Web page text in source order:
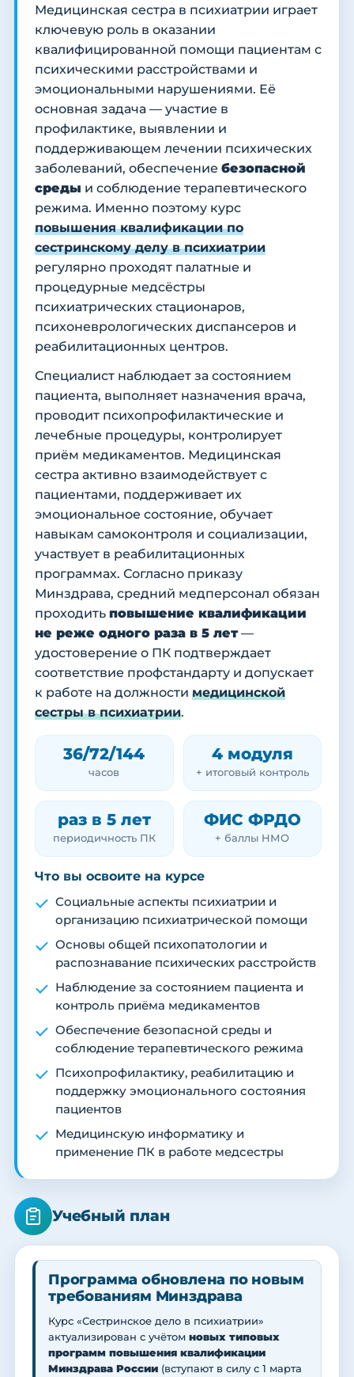
Медицинская сестра в психиатрии играет
ключевую роль в оказании
квалифицированной помощи пациентам с
психическими расстройствами и
эмоциональными нарушениями. Её
основная задача — участие в
профилактике, выявлении и
поддерживающем лечении психических
заболеваний, обеспечение безопасной
среды и соблюдение терапевтического
режима. Именно поэтому курс
повышения квалификации по
сестринскому делу в психиатрии
регулярно проходят палатные и
процедурные медсёстры
психиатрических стационаров,
психоневрологических диспансеров и
реабилитационных центров.
Специалист наблюдает за состоянием
пациента, выполняет назначения врача,
проводит психопрофилактические и
лечебные процедуры, контролирует
приём медикаментов. Медицинская
сестра активно взаимодействует с
пациентами, поддерживает их
эмоциональное состояние, обучает
навыкам самоконтроля и социализации,
участвует в реабилитационных
программах. Согласно приказу
Минздрава, средний медперсонал обязан
проходить повышение квалификации
не реже одного раза в 5 лет—
удостоверение о ПК подтверждает
соответствие профстандарту и допускает
к работе на должности медицинской
сестры в психиатрии.
36/72/144
часов
4 модуля
+ итоговый контроль
раз в 5 лет
периодичность ПК
ФИС ФРДО
+ баллы НМО
Что вы освоите на курсе
Социальные аспекты психиатрии и
организацию психиатрической помощи
Основы общей психопатологии и
распознавание психических расстройств
Наблюдение за состоянием пациента и
контроль приёма медикаментов
Обеспечение безопасной среды и
соблюдение терапевтического режима
Психопрофилактику, реабилитацию и
поддержку эмоционального состояния
пациентов
Медицинскую информатику и
применение ПК в работе медсестры
Учебный план
Программа обновлена по новым
требованиям Минздрава
Курс «Сестринское дело в психиатрии»
актуализирован с учётом новых типовых
программ повышения квалификации
Минздрава России (вступают в силу с 1 марта